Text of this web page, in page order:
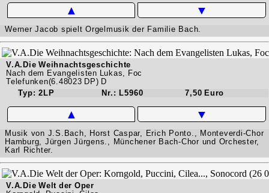
▲ ▼
Werner Jacob spielt Orgelmusik der Familie Bach.
V.A.Die Weihnachtsgeschichte
Nach dem Evangelisten Lukas, Foc
Telefunken(6.48023 DP) D
Typ: 2LP
Nr.: L5960 7,50 Euro
▲ ▼
Musik von J.S.Bach, Horst Caspar, Erich Ponto., Monteverdi-Chor
Hamburg, Jürgen Jürgens., Münchener Bach-Chor und Orchester,
Karl Richter.
V.A.Die Welt der Oper